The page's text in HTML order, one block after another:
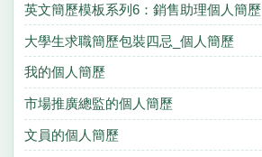
英文簡歷模板系列6：銷售助理個人簡歷
大學生求職簡歷包裝四忌_個人簡歷
我的個人簡歷
市場推廣總監的個人簡歷
文員的個人簡歷